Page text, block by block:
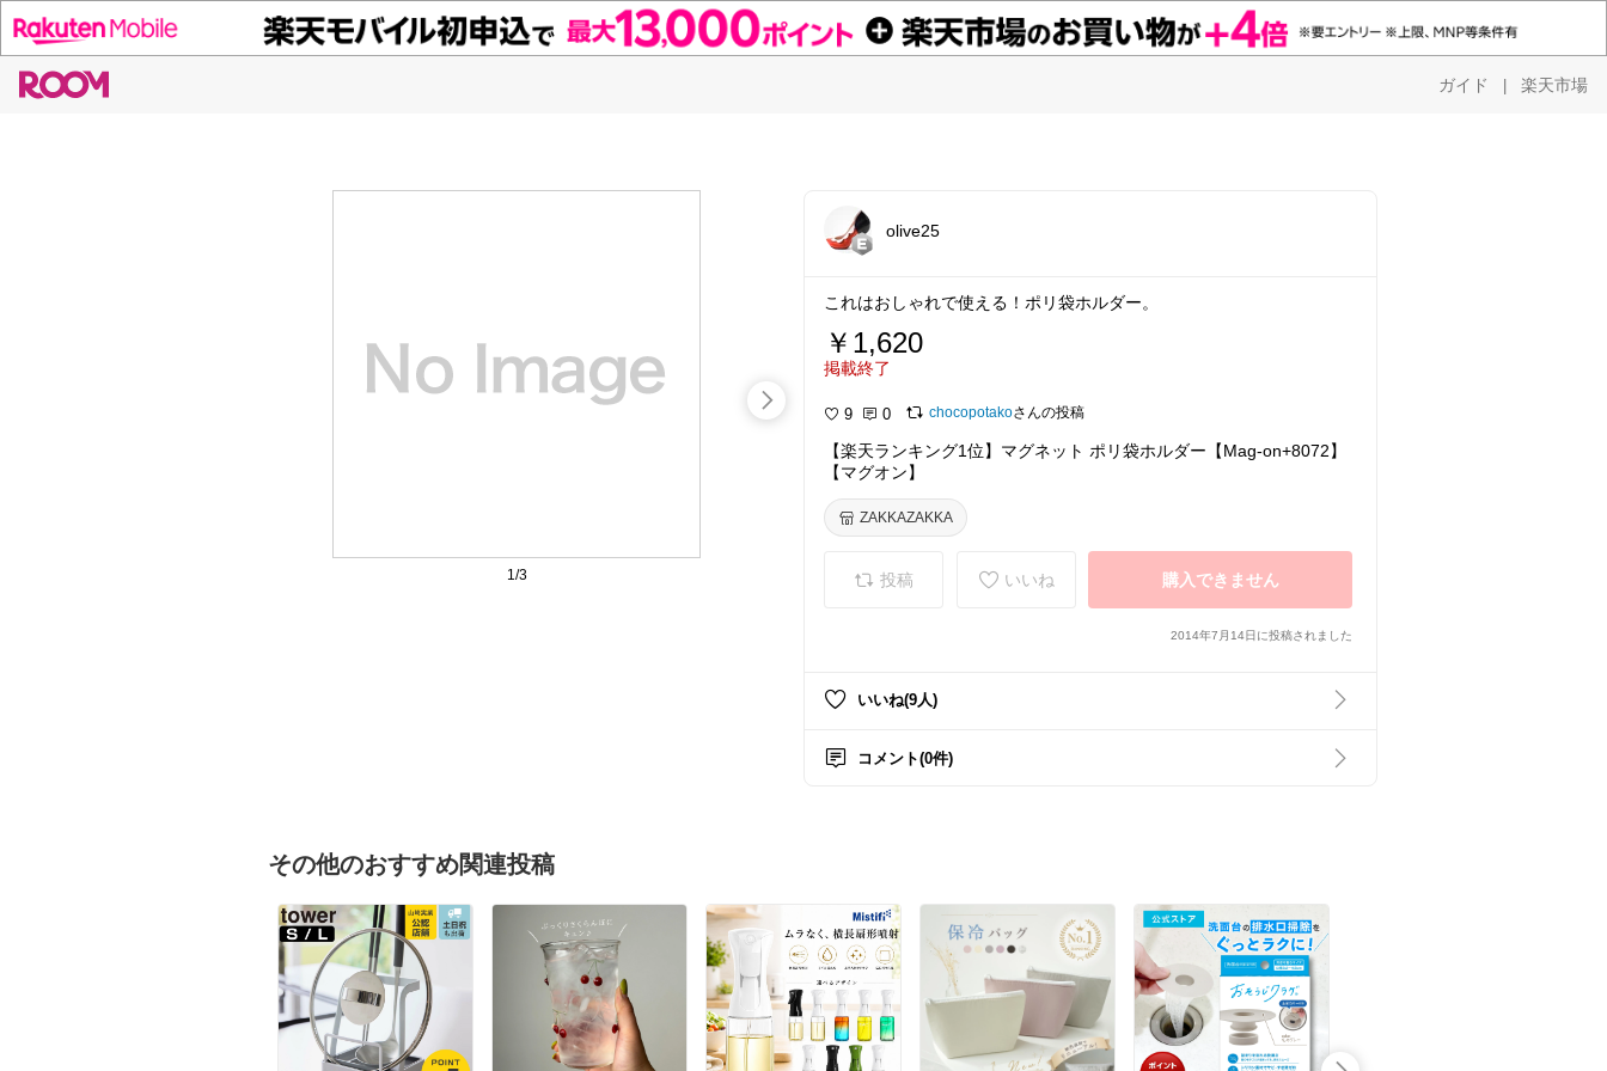
ガイド | 楽天市場
1/3
olive25
これはおしゃれで使える！ポリ袋ホルダー。
￥1,620
掲載終了
9 0 chocopotakoさんの投稿
【楽天ランキング1位】マグネット ポリ袋ホルダー【Mag-on+8072】
【マグオン】
ZAKKAZAKKA
投稿 いいね 購入できません
2014年7月14日に投稿されました
いいね(9人)
コメント(0件)
その他のおすすめ関連投稿